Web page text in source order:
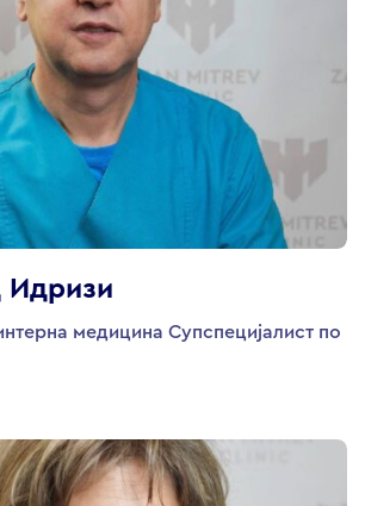
медицина Супспецијалист по